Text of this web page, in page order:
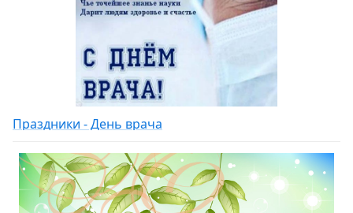
Праздники - День врача